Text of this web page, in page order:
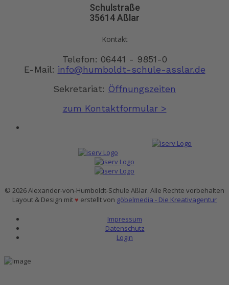
Schulstraße
35614 Aßlar
Kontakt
Telefon: 06441 - 9851-0
E-Mail: info@humboldt-schule-asslar.de
Sekretariat: Öffnungszeiten
zum Kontaktformular >
© 2026 Alexander-von-Humboldt-Schule Aßlar. Alle Rechte vorbehalten
Layout & Design mit♥ erstellt von göbelmedia - Die Kreativagentur
Impressum
Datenschutz
Login